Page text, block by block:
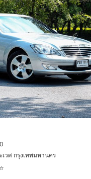
เวศ กรุงเทพมหานคร